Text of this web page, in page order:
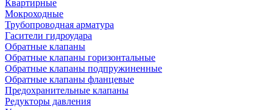
Квартирные
Мокроходные
Трубопроводная арматура
Гасители гидроудара
Обратные клапаны
Обратные клапаны горизонтальные
Обратные клапаны подпружиненные
Обратные клапаны фланцевые
Предохранительные клапаны
Редукторы давления